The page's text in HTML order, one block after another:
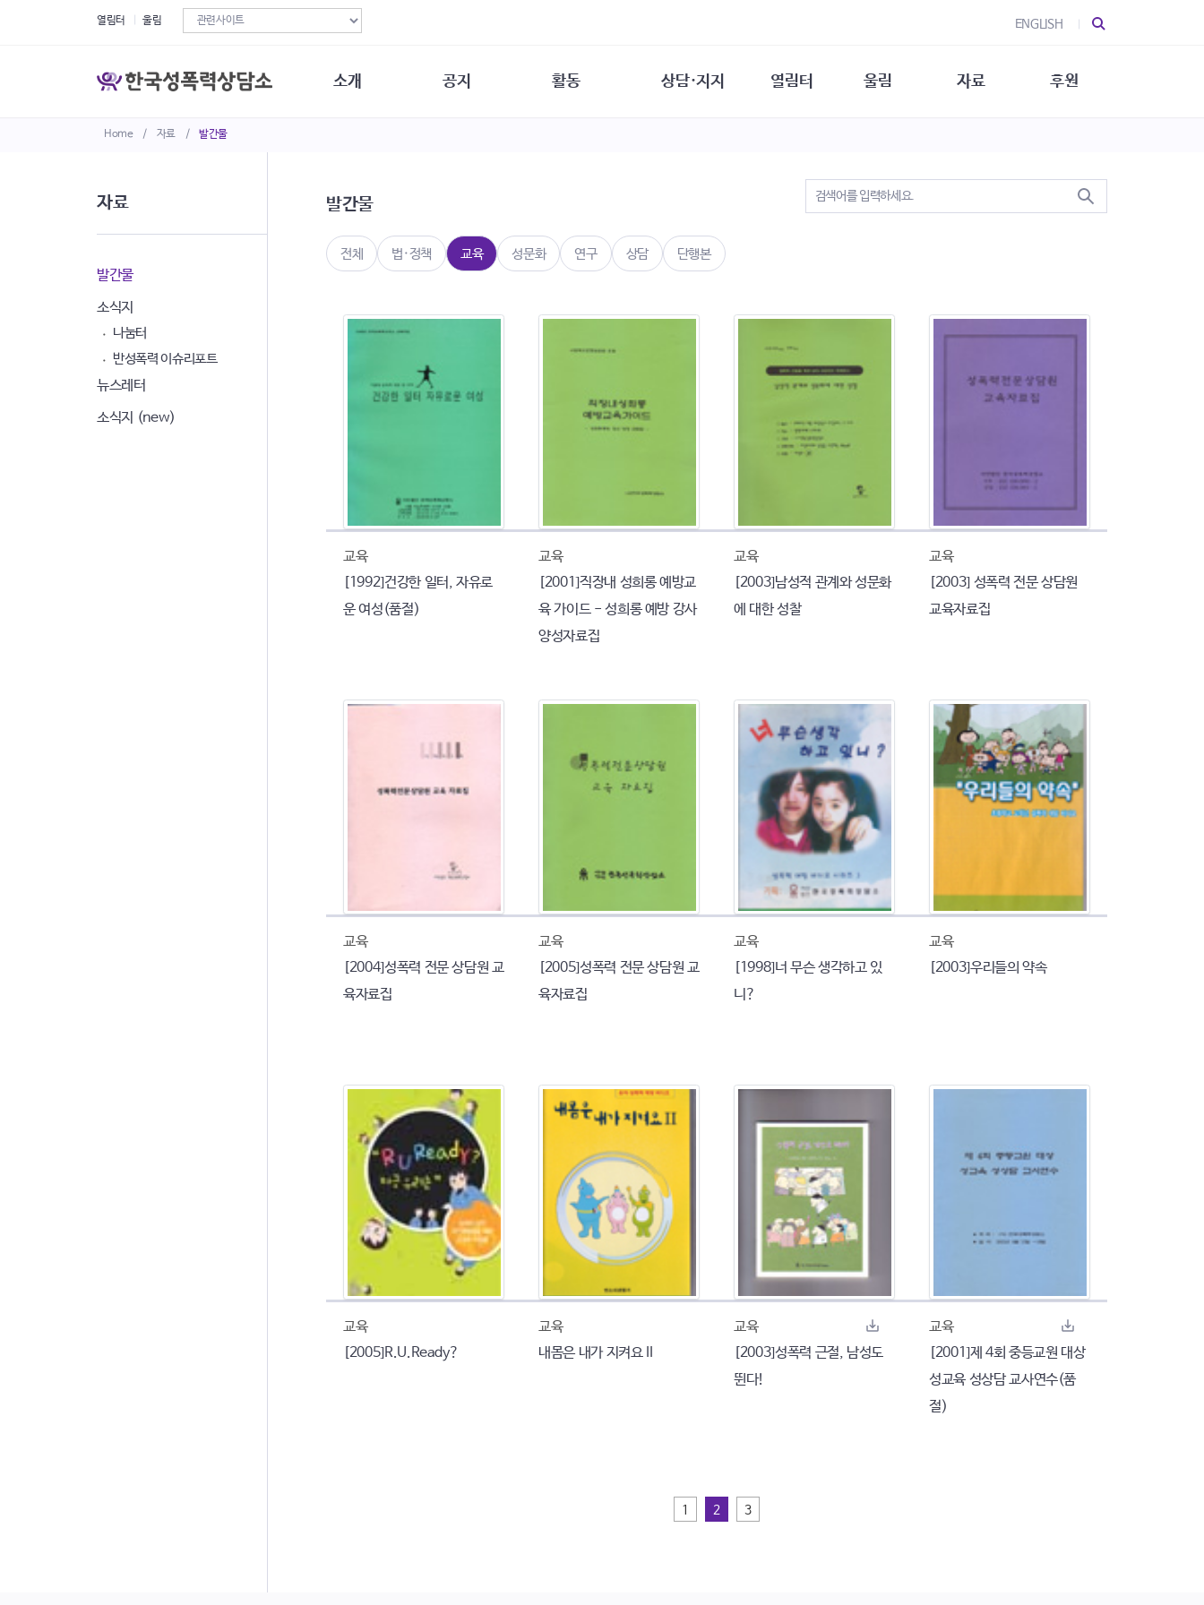
Home / 자료 / 발간물
열림터 울림 ENGLISH
소개
오시는길
정관·규정·약속
비전선언문
공지 활동
생존자 역량강화
여성·인권·국제연대
상담·지지
함께 고민하기
상담 통계
열림터 울림 자료
뉴스레터
후원
자료
발간물
소식지
나눔터
반성폭력 이슈리포트
뉴스레터
소식지 (new)
발간물
전체 법·정책 교육 성문화 연구 상담 단행본
교육
[1992]건강한 일터, 자유로
운 여성(품절)
교육
[2001]직장내 성희롱 예방교
육 가이드 - 성희롱 예방 강사
양성자료집
교육
[2003]남성적 관계와 성문화
에 대한 성찰
교육
[2003] 성폭력 전문 상담원
교육자료집
교육
[2004]성폭력 전문 상담원 교
육자료집
교육
[2005]성폭력 전문 상담원 교
육자료집
교육
[1998]너 무슨 생각하고 있
니?
교육
[2003]우리들의 약속
교육
[2005]R.U.Ready?
교육
내몸은 내가 지켜요 II
교육
[2003]성폭력 근절, 남성도
뛴다!
교육
[2001]제 4회 중등교원 대상
성교육 성상담 교사연수(품
절)
1 2 3